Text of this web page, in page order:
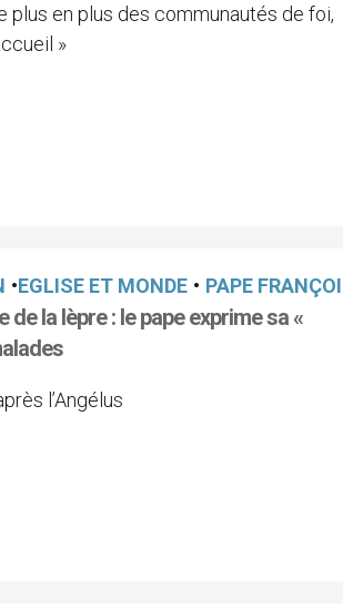
plus en plus des communautés de foi,
»
•EGLISE ET MONDE • PAPE
de la lèpre : le pape exprime sa «
l’Angélus